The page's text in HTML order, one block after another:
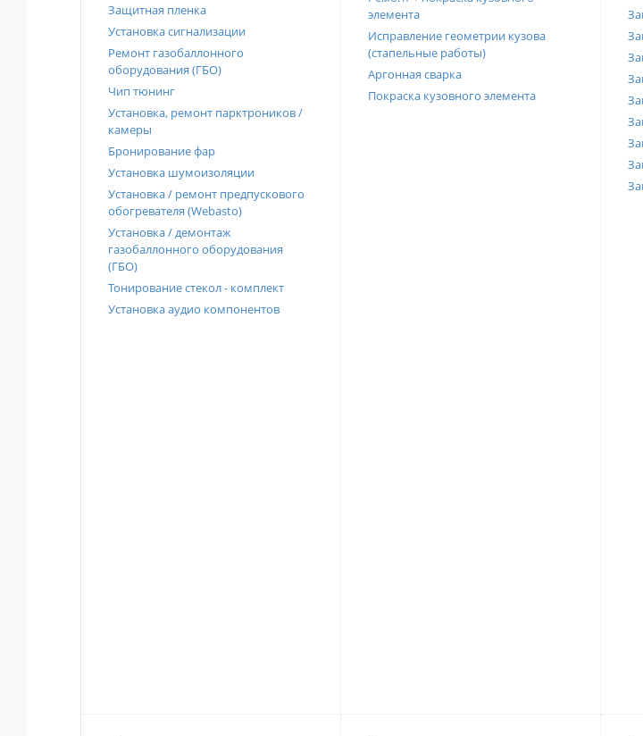
Защитная пленка
Установка сигнализации
Ремонт газобаллонного
оборудования (ГБО)
Чип тюнинг
Установка, ремонт парктроников /
камеры
Бронирование фар
Установка шумоизоляции
Установка / ремонт предпускового
обогревателя (Webasto)
Установка / демонтаж
газобаллонного оборудования
(ГБО)
Тонирование стекол - комплект
Установка аудио компонентов
элемента
Исправление геометрии кузова
(стапельные работы)
Аргонная сварка
Покраска кузовного элемента